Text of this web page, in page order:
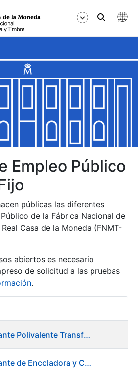
Empleo Público
públicas las diferentes
de la Fábrica Nacional de
Casa de la Moneda (FNMT-
abiertos es necesario
de solicitud a las pruebas
.
OE 22/25 - Ayudante Polivalente Transformados/Acabados
OE 23/25 - Ayudante de Encoladora y Calandra Máquina de Papel. Fábrica de Papel